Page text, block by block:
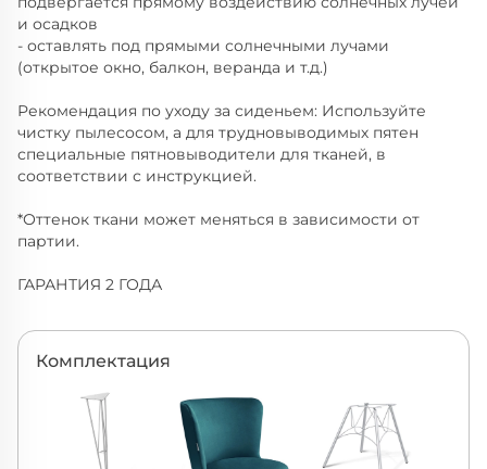
и осадков
- оставлять под прямыми солнечными лучами
(открытое окно, балкон, веранда и т.д.)
Рекомендация по уходу за сиденьем: Используйте
чистку пылесосом, а для трудновыводимых пятен
специальные пятновыводители для тканей, в
соответствии с инструкцией.
*Оттенок ткани может меняться в зависимости от
партии.
ГАРАНТИЯ 2 ГОДА
Комплектация